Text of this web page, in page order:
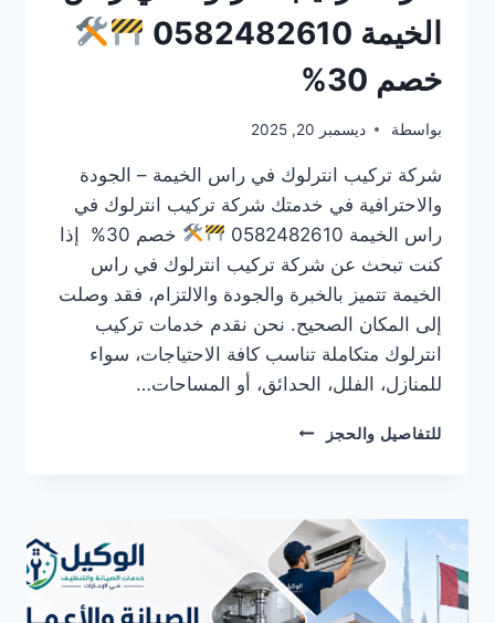
الخيمة 0582482610
خصم 30%
بواسطة ديسمبر 20, 2025
شركة تركيب انترلوك في راس الخيمة – الجودة
والاحترافية في خدمتك شركة تركيب انترلوك في
راس الخيمة 0582482610
خصم 30% إذا
كنت تبحث عن شركة تركيب انترلوك في راس
الخيمة تتميز بالخبرة والجودة والالتزام، فقد وصلت
إلى المكان الصحيح. نحن نقدم خدمات تركيب
انترلوك متكاملة تناسب كافة الاحتياجات، سواء
للمنازل، الفلل، الحدائق، أو المساحات…
للتفاصيل والحجز
شركة
راس
الخيمة
0582482610